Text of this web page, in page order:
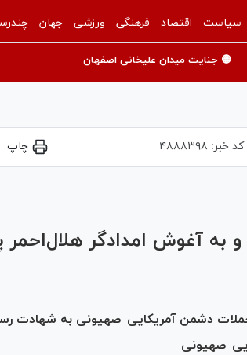
سیاست اقتصاد فرهنگی ورزشی جهان
🟡 جنایت میدان علیخانی اصفهان
کد خبر: ۴۸۸۸۳۹۸ چاپ
Video
آغوش امدادگر هلال‌احمر
حملات دشمن آمریکایی_صهیونی به شهادت